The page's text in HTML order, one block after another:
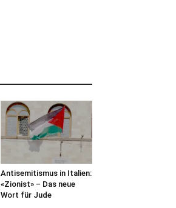
Antisemitismus in Italien:
«Zionist» – Das neue
Wort für Jude